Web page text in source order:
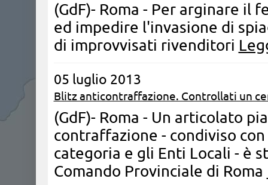
(GdF)- Roma - Per arginare il
ed impedire l'invasione di
di improvvisati rivenditori
05 luglio 2013
Blitz anticontraffazione. Controllati un
(GdF)- Roma - Un articolato
contraffazione - condiviso
categoria e gli Enti Locali - è
Comando Provinciale di Roma